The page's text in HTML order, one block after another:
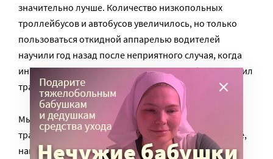
значительно лучше. Количество низкопольных
троллейбусов и автобусов увеличилось, но только
пользоваться откидной аппарелью водителей
научили год назад после неприятного случая, когда
инвалид-колясочник выпрыгнул из автобуса, получил
травму и сломал кресло-коляску.
Мы с другом любим пользоваться общественным
транспортом. Но бывает и так, что если на маршруте,
например, 12 троллейбусов, а половина из них